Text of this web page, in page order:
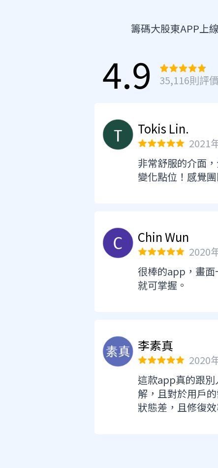
籌碼大股東APP上
4.9 35,116則評價
Tokis Lin.
2021
非常舒服的介面
變化點位！感覺
Chin Wun
2020
很棒的app，畫
就可掌握。
李素真
2020
這款app真的跟
解，且對於用戶
狀態差，且修復